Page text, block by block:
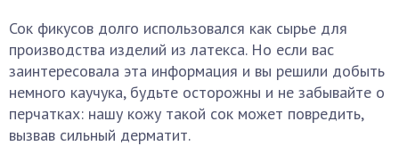
Сок фикусов долго использовался как сырье для
производства изделий из латекса. Но если вас
заинтересовала эта информация и вы решили добыть
немного каучука, будьте осторожны и не забывайте о
перчатках: нашу кожу такой сок может повредить,
вызвав сильный дерматит.